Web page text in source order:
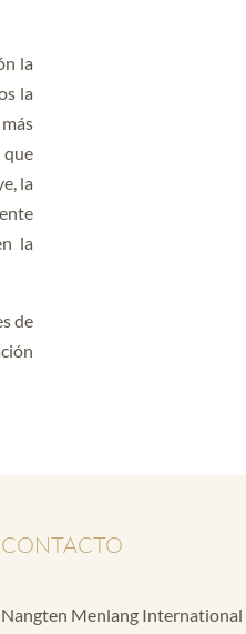
la
la
que
la
la
de
CONTACTO
Nangten Menlang International